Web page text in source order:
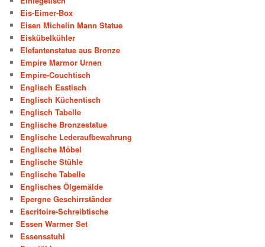
Eis-Eimer-Box
Eisen Michelin Mann Statue
Eiskübelkühler
Elefantenstatue aus Bronze
Empire Marmor Urnen
Empire-Couchtisch
Englisch Esstisch
Englisch Küchentisch
Englisch Tabelle
Englische Bronzestatue
Englische Lederaufbewahrung
Englische Möbel
Englische Stühle
Englische Tabelle
Englisches Ölgemälde
Epergne Geschirrständer
Escritoire-Schreibtische
Essen Warmer Set
Essensstuhl